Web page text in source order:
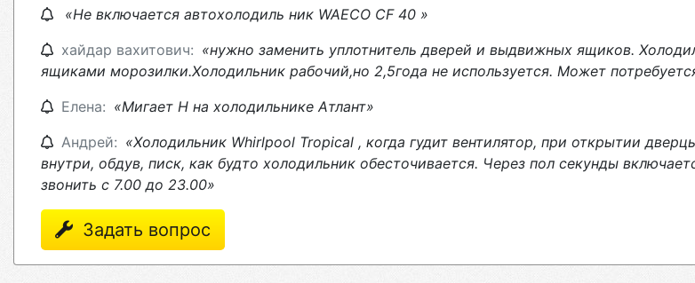
«Не включается автохолодиль ник WAECO CF 40 »
хайдар вахитович: «нужно заменить уплотнитель дверей и выдвижных ящиков.
ящиками морозилки.Холодильник рабочий,но 2,5года не используется. Может
Елена: «Мигает Н на холодильнике Атлант»
Андрей: «Холодильник Whirlpool Tropical , когда гудит вентилятор, при открытии
внутри, обдув, писк, как будто холодильник обесточивается. Через пол секунды
звонить с 7.00 до 23.00»
Задать вопрос